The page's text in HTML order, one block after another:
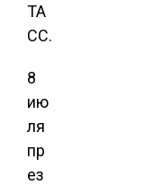
ТА
СС.
8
ию
ля
пр
ез